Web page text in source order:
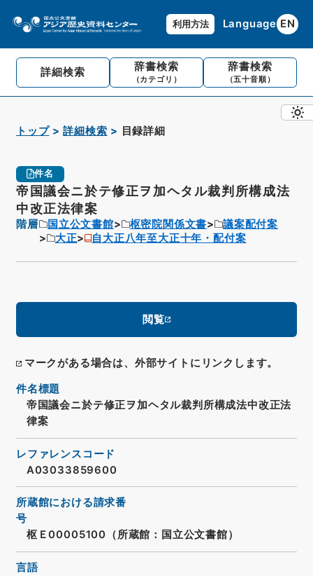
利用方法 Language EN
詳細検索 辞書検索
（カテゴリ）
辞書検索
（五十音順）
トップ 詳細検索 目録詳細
件名
帝国議会ニ於テ修正ヲ加ヘタル裁判所構成法
中改正法律案
階層 国立公文書館 枢密院関係文書
議案配付案
大正
自大正八年至大正十年・配付案
閲覧
マークがある場合は、外部サイトにリンクします。
件名標題
帝国議会ニ於テ修正ヲ加ヘタル裁判所構成法中改正法
律案
レファレンスコード
A03033859600
所蔵館における請求番
号
枢Ｅ00005100（所蔵館：国立公文書館）
言語